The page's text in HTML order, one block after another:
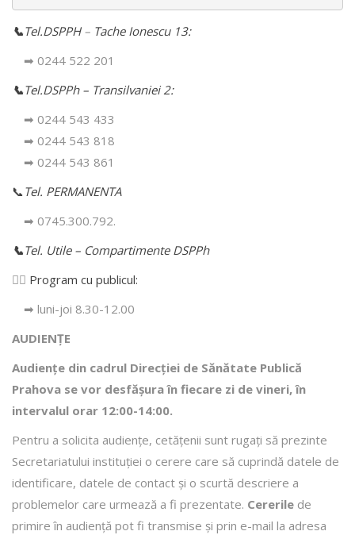
📞Tel.DSPPH – Tache Ionescu 13:
➡ 0244 522 201
📞Tel.DSPPh – Transilvaniei 2:
➡ 0244 543 433
➡ 0244 543 818
➡ 0244 543 861
📞 Tel. PERMANENTA
➡ 0745.300.792.
📞Tel. Utile – Compartimente DSPPh
👩‍⚕️ Program cu publicul:
➡ luni-joi 8.30-12.00
AUDIENȚE
Audiențe din cadrul Direcţiei de Sănătate Publică
Prahova se vor desfăşura în fiecare zi de vineri, în
intervalul orar 12:00-14:00.
Pentru a solicita audienţe, cetăţenii sunt rugaţi să prezinte
Secretariatului instituției o cerere care să cuprindă datele de
identificare, datele de contact şi o scurtă descriere a
problemelor care urmează a fi prezentate. Cererile de
primire în audienţă pot fi transmise şi prin e-mail la adresa